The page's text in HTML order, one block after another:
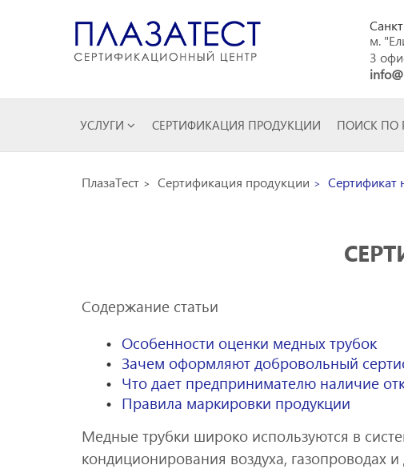
м.
3
УСЛУГИ СЕРТИФИКАЦИЯ ПРОДУКЦИИ ПОИСК ПО
ПлазаТест Сертификация продукции Сертификат
Содержание статьи
Особенности оценки медных трубок
Зачем оформляют добровольный
Что дает предпринимателю наличие
Правила маркировки продукции
Медные трубки широко используются в
кондиционирования воздуха, газопроводах